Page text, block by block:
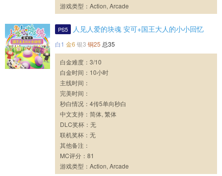
游戏类型：Action, Arcade
PS5 人见人爱的块魂 安可+国王大人的小小回忆
白1 金6 银3 铜25 总35
白金难度：3/10
白金时间：10小时
主线时间：
完美时间：
秒白情况：4传5单向秒白
中文支持：简体, 繁体
DLC奖杯：无
联机奖杯：无
其他备注：
MC评分：81
游戏类型：Action, Arcade